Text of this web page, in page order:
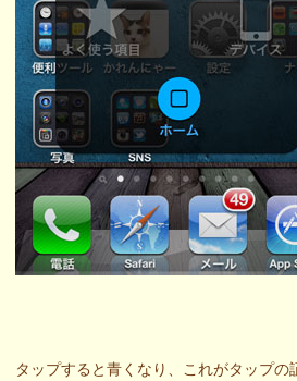
タップすると青くなり、これがタップの